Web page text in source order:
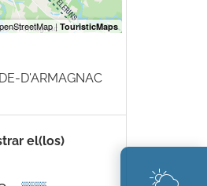
D'ARMAGNAC
el(los)